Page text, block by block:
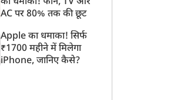
AC पर 80% तक की छूट
Apple का धमाका! सिर्फ
₹1700 महीने में मिलेगा
iPhone, जानिए कैसे?